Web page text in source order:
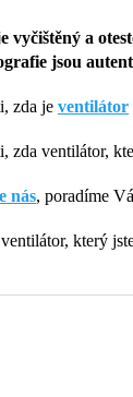
vyčištěný a
jsou
zda je ventilátor
zda ventilátor,
nás, poradíme
který